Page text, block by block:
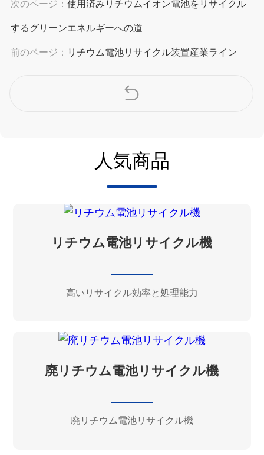
次のページ： 使用済みリチウムイオン電池をリサイクル
するグリーンエネルギーへの道
前のページ： リチウム電池リサイクル装置産業ライン
人気商品
リチウム電池リサイクル機
高いリサイクル効率と処理能力
廃リチウム電池リサイクル機
廃リチウム電池リサイクル機